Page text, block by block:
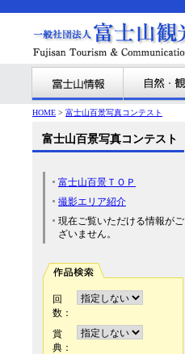
HOME > 富士山百景写真コンテスト
富士山百景写真コンテスト
富士山百景ＴＯＰ
撮影エリア紹介
現在ご覧いただける情報がご
ざいません。
回
数：
賞
典：